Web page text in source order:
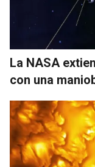
La NASA
con una